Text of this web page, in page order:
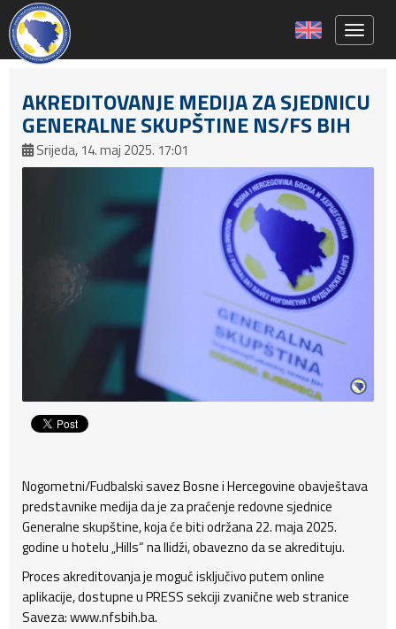
AKREDITOVANJE MEDIJA ZA SJEDNICU
GENERALNE SKUPŠTINE NS/FS BIH
Srijeda, 14. maj 2025. 17:01
Nogometni/Fudbalski savez Bosne i Hercegovine obavještava
predstavnike medija da je za praćenje redovne sjednice
Generalne skupštine, koja će biti održana 22. maja 2025.
godine u hotelu „Hills“ na Ilidži, obavezno da se akredituju.
Proces akreditovanja je moguć isključivo putem online
aplikacije, dostupne u PRESS sekciji zvanične web stranice
Saveza: www.nfsbih.ba.